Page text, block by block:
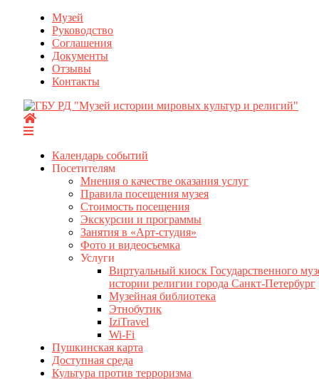
Перейти
содержимому
Музей
Руководство
Соглашения
Документы
Отзывы
Контакты
Календарь событий
Посетителям
Мнения о качестве оказания услуг
Правила посещения музея
Стоимость посещения
Экскурсии и программы
Занятия в «Арт-студия»
Фото и видеосъемка
Услуги
Виртуальный киоск Государственного
истории религии города Санкт-Петербург
Музейная библиотека
Этнобутик
IziTravel
Wi-Fi
Пушкинская карта
Доступная среда
Культура против терроризма